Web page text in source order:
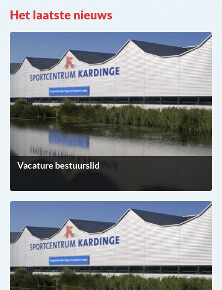
Het laatste nieuws
Vacature bestuurslid